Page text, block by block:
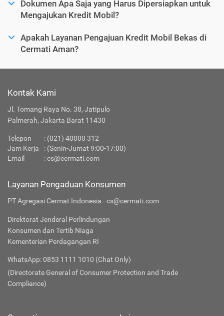
Dokumen Apa Saja yang Harus Dipersiapkan untuk
Mengajukan Kredit Mobil?
Apakah Layanan Pengajuan Kredit Mobil Bekas di
Cermati Aman?
Kontak Kami
Jl. Tomang Raya No. 38, Jatipulo
Palmerah, Jakarta Barat 11430
Telepon : (021) 40000 312
Jam Kerja
: (Senin-Jumat 9:00-17:00)
Email
:cs@cermati.com
Layanan Pengaduan Konsumen
PT Agregasi Cermat Indonesia - cs@cermati.com
Direktorat Jenderal Perlindungan
Konsumen dan Tertib Niaga
Kementerian Perdagangan RI
WhatsApp: 0853 1111 1010 (Chat Only)
(Directorate General of Consumer Protection and Trade
Compliance)